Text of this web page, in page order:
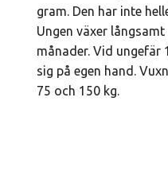
gram. Den har inte
Ungen växer
månader. Vid
sig på egen hand.
75 och 150 kg.